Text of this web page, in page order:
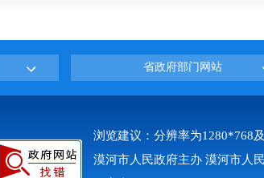
省政府部门网站
浏览建议：分辨率为1280*768
漠河市人民政府主办 漠河市人